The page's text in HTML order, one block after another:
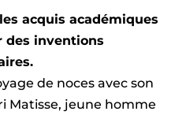
acquis académiques
des inventions
de noces avec son
Matisse, jeune homme